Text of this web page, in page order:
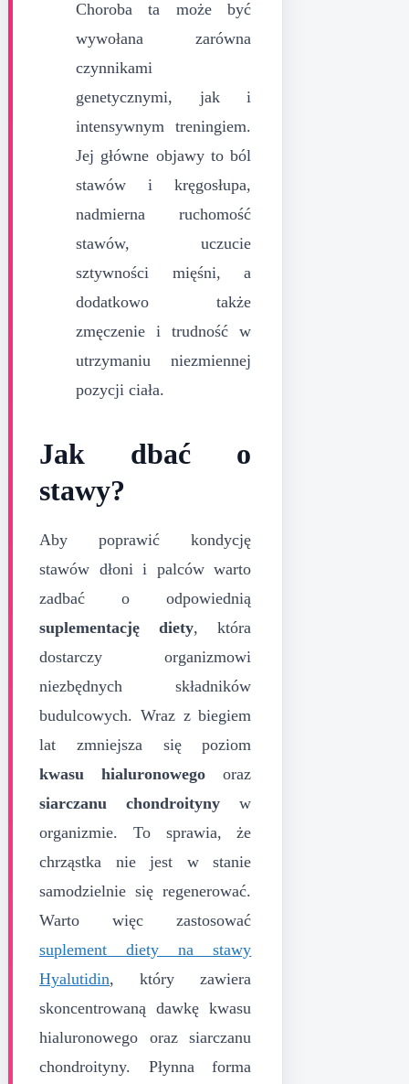
Choroba ta może być
wywołana zarówna
czynnikami
genetycznymi, jak i
intensywnym treningiem.
Jej główne objawy to ból
stawów i kręgosłupa,
nadmierna ruchomość
stawów, uczucie
sztywności mięśni, a
dodatkowo także
zmęczenie i trudność w
utrzymaniu niezmiennej
pozycji ciała.
Jak dbać o
stawy?
Aby poprawić kondycję
stawów dłoni i palców warto
zadbać o odpowiednią
suplementację diety, która
dostarczy organizmowi
niezbędnych składników
budulcowych. Wraz z biegiem
lat zmniejsza się poziom
kwasu hialuronowego oraz
siarczanu chondroityny w
organizmie. To sprawia, że
chrząstka nie jest w stanie
samodzielnie się regenerować.
Warto więc zastosować
suplement diety na stawy
Hyalutidin, który zawiera
skoncentrowaną dawkę kwasu
hialuronowego oraz siarczanu
chondroityny. Płynna forma